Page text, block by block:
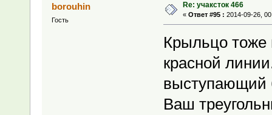
borouhin
Гость
Re: учаксток 466
« Ответ #95 : 2014-09-26,
Крыльцо тоже
красной
выступающий
Ваш